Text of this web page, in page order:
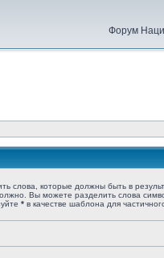
Форум
слова, которые должны быть в
Вы можете разделить слова
* в качестве шаблона для